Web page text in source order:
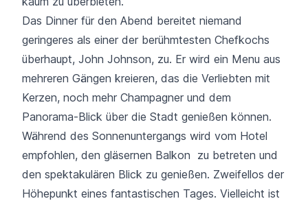
Das Dinner für den Abend bereitet niemand
geringeres als einer der berühmtesten Chefkochs
überhaupt, John Johnson, zu. Er wird ein Menu aus
mehreren Gängen kreieren, das die Verliebten mit
Kerzen, noch mehr Champagner und dem
Panorama-Blick über die Stadt genießen können.
Während des Sonnenuntergangs wird vom Hotel
empfohlen, den gläsernen Balkon zu betreten und
den spektakulären Blick zu genießen. Zweifellos der
Höhepunkt eines fantastischen Tages. Vielleicht ist